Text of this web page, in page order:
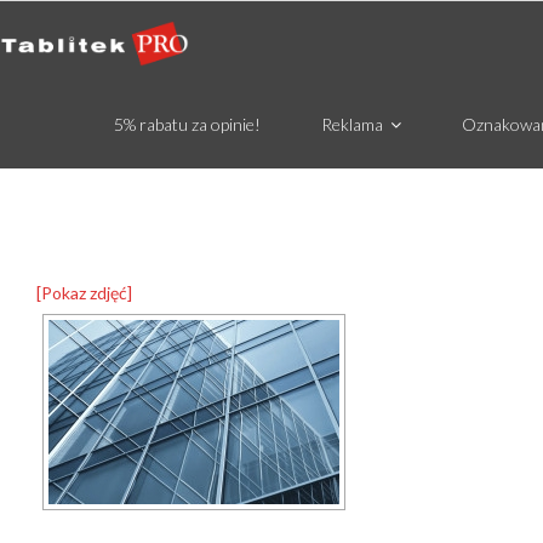
5% rabatu za opinie! Reklama
[Pokaz zdjęć]